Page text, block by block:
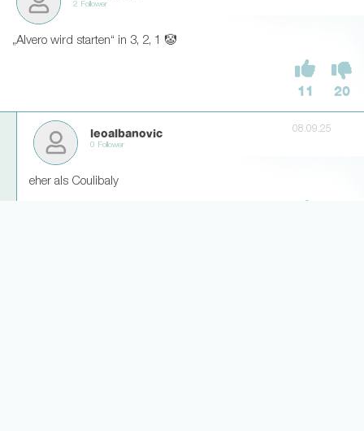
2 Follower
„Alvero wird starten“ in 3, 2, 1 🤡
11 20
leoalbanovic
0 Follower
08.09.25
eher als Coulibaly